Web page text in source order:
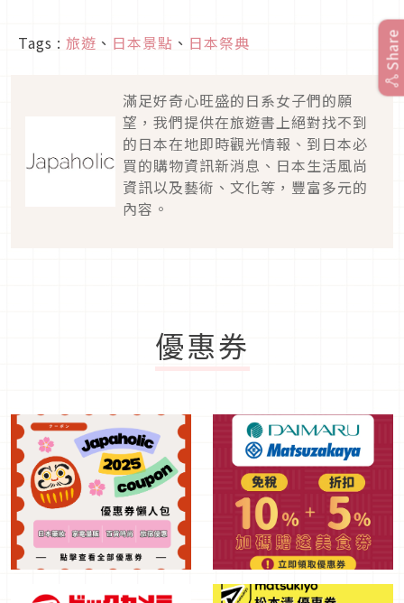
Tags : 旅遊 、 日本景點 、 日本祭典
滿足好奇心旺盛的日系女子們的願
望，我們提供在旅遊書上絕對找不到
的日本在地即時觀光情報、到日本必
買的購物資訊新消息、日本生活風尚
資訊以及藝術、文化等，豐富多元的
內容。
優惠券
Share